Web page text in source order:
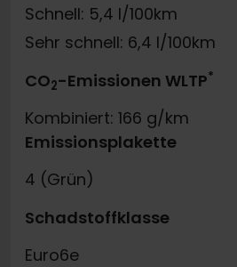
Schnell: 5,4 l/100km
Sehr schnell: 6,4 l/100km
CO2-Emissionen WLTP*
Kombiniert: 166 g/km
Emissionsplakette
4 (Grün)
Schadstoffklasse
Euro6e